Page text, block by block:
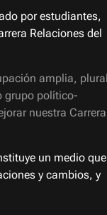
por estudiantes,
Relaciones del
amplia, plural
grupo político-
nuestra Carrera
un medio que
y cambios, y